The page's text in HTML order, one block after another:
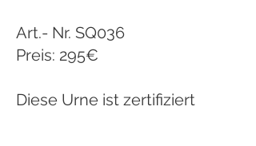
Art.- Nr. SQ036
Preis: 295€
Diese Urne ist zertifiziert